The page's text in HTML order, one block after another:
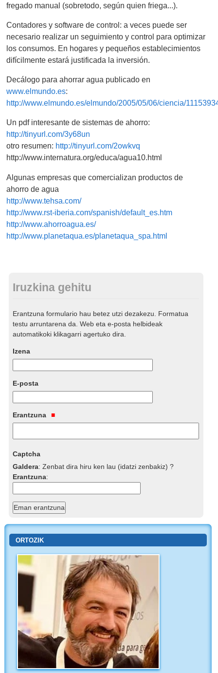
fregado manual (sobretodo, según quien friega...).
Contadores y software de control: a veces puede ser
necesario realizar un seguimiento y control para optimizar
los consumos. En hogares y pequeños establecimientos
difícilmente estará justificada la inversión.
Decálogo para ahorrar agua publicado en
www.elmundo.es:
http://www.elmundo.es/elmundo/2005/05/06/ciencia/
Un pdf interesante de sistemas de ahorro:
http://tinyurl.com/3y68un
otro resumen: http://tinyurl.com/2owkvq
http://www.internatura.org/educa/agua10.html
Algunas empresas que comercializan productos de
ahorro de agua
http://www.tehsa.com/
http://www.rst-iberia.com/spanish/default_es.htm
http://www.ahorroagua.es/
http://www.planetaqua.es/planetaqua_spa.html
Iruzkina gehitu
Erantzuna formulario hau betez utzi dezakezu. Formatua
testu arruntarena da. Web eta e-posta helbideak
automatikoki klikagarri agertuko dira.
Izena
E-posta
Erantzuna
Captcha
Galdera:Zenbat dira hiru ken lau (idatzi zenbakiz) ?
Erantzuna:
ORTOZIK